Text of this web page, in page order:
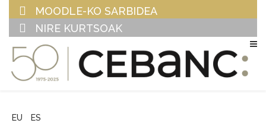
MOODLE-KO SARBIDEA
NIRE KURTSOAK
EU ES